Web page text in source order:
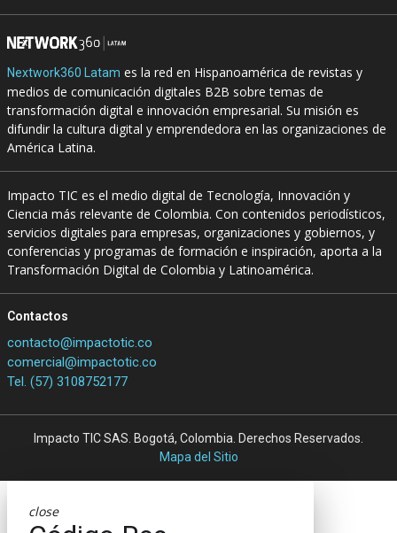
Nextwork360 Latam es la red en Hispanoamérica de revistas y
medios de comunicación digitales B2B sobre temas de
transformación digital e innovación empresarial. Su misión es
difundir la cultura digital y emprendedora en las organizaciones de
América Latina.
Impacto TIC es el medio digital de Tecnología, Innovación y
Ciencia más relevante de Colombia. Con contenidos periodísticos,
servicios digitales para empresas, organizaciones y gobiernos, y
conferencias y programas de formación e inspiración, aporta a la
Transformación Digital de Colombia y Latinoamérica.
Contactos
contacto@impactotic.co
comercial@impactotic.co
Tel. (57) 3108752177
Impacto TIC SAS. Bogotá, Colombia. Derechos Reservados.
Mapa del Sitio
close